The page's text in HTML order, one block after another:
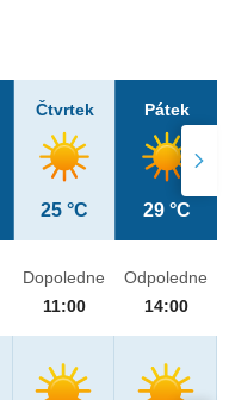
Čtvrtek
25 °C
Pátek
29 °C
Dopoledne
11:00
Odpoledne
14:00